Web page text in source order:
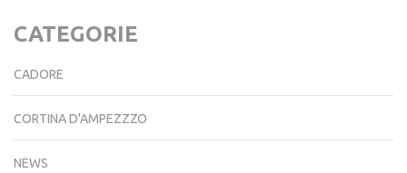
CATEGORIE
CADORE
CORTINA D'AMPEZZZO
NEWS